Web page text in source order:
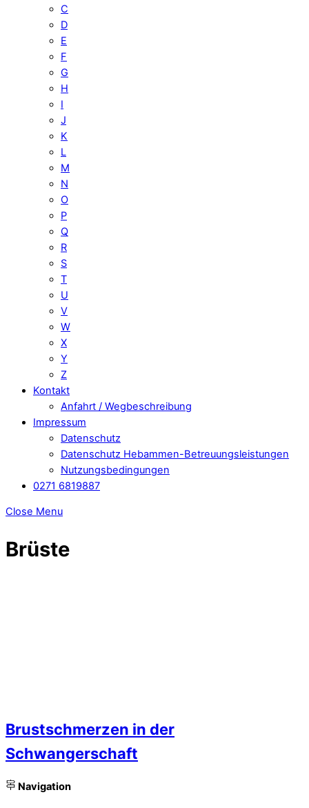
C
D
E
F
G
H
I
J
K
L
M
N
O
P
Q
R
S
T
U
V
W
X
Y
Z
Kontakt
Anfahrt / Wegbeschreibung
Impressum
Datenschutz
Datenschutz Hebammen-Betreuungsleistungen
Nutzungsbedingungen
0271 6819887
Close Menu
Brüste
Brustschmerzen in der
Schwangerschaft
Navigation